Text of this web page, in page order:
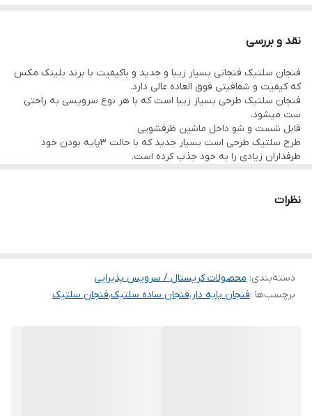
نقد و بررسی
فنجان سلتیک فنجانی بسیار زیبا و جدید و باکیفیت با برند بلینک مکس
که کیفیت و شفافیتی فوق العاده عالی دارد.
فنجان سلتیک طرحی بسیاز زیبا است که با هر نوع سرویسی به راحتی
ست میشود.
قابل شست و شو داخل ماشین ظرفشویی
طرح سلتیک طرحی است بسیار جدید که با حالت 3پایه بودن خود
طرفداران زیادی را به خود جذب کرده است.
کنید.
نظرات
دسته‌بندی: محصولات کریستال / سرویس پذیرایی
برچسب‌ها :فنجان پایه دار،فنجان ساده سلتیک،فنجان سلتیک